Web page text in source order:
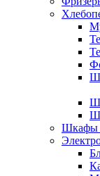
Шкафы